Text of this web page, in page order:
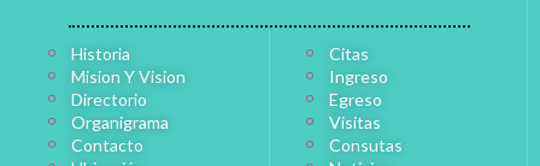
Historia
Mision Y Vision
Directorio
Organigrama
Contacto
Citas
Ingreso
Egreso
Visitas
Consutas